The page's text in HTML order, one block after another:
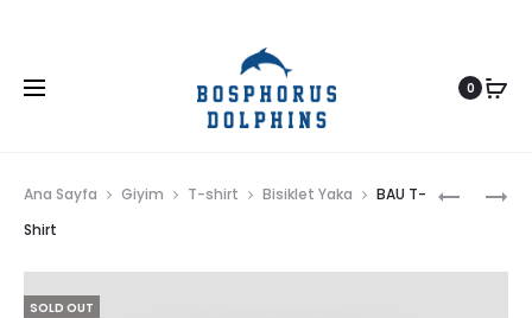
0
BASKILI
Ana Sayfa Giyim T-shirt Bisiklet Yaka
BAU T-
Shirt
SOLD OUT